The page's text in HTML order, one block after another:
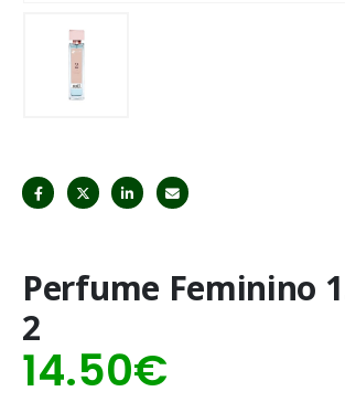
Perfume Feminino
2
14.50€